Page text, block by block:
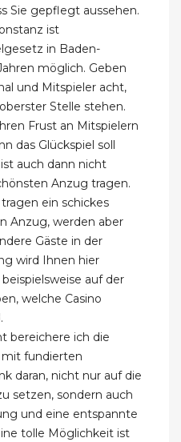
Sie gepflegt aussehen.
ist
in Baden-
möglich. Geben
und Mitspieler acht,
Stelle stehen.
Frust an Mitspielern
das Glückspiel soll
auch dann nicht
Anzug tragen.
ein schickes
Anzug, werden aber
Gäste in der
wird Ihnen hier
auf der
welche Casino
bereichere ich die
mit fundierten
daran, nicht nur auf die
setzen, sondern auch
und eine entspannte
tolle Möglichkeit ist